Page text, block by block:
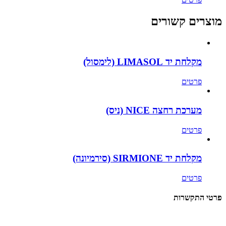
מוצרים קשורים
מקלחת יד LIMASOL (לימסול)
פרטים
מערכת רחצה NICE (ניס)
פרטים
מקלחת יד SIRMIONE (סירמיונה)
פרטים
פרטי התקשרות